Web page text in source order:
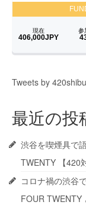
Tweets by
最近の投
渋谷を喫煙具で
TWENTY 【420
コロナ禍の渋谷
FOUR TWENTY